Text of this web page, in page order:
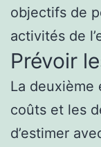
objectifs de
activités de
Prévoir
La deuxième
coûts et les
d’estimer